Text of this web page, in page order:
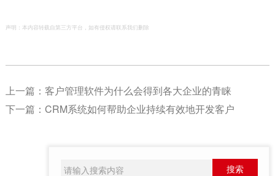
声明：本内容转载自第三方平台，如有侵权请联系我们删除
上一篇： 客户管理软件为什么会得到各大企业的青睐
下一篇： CRM系统如何帮助企业持续有效地开发客户